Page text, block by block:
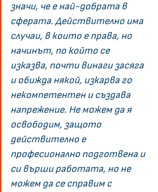
значи, че е най-добрата в
сферата. Действително има
случаи, в които е права, но
начинът, по който се
изказва, почти винаги засяга
и обижда някой, изкарва го
некомпетентен и създава
напрежение. Не можем да я
освободим, защото
действително е
професионално подготвена и
си върши работата, но не
можем да се справим с